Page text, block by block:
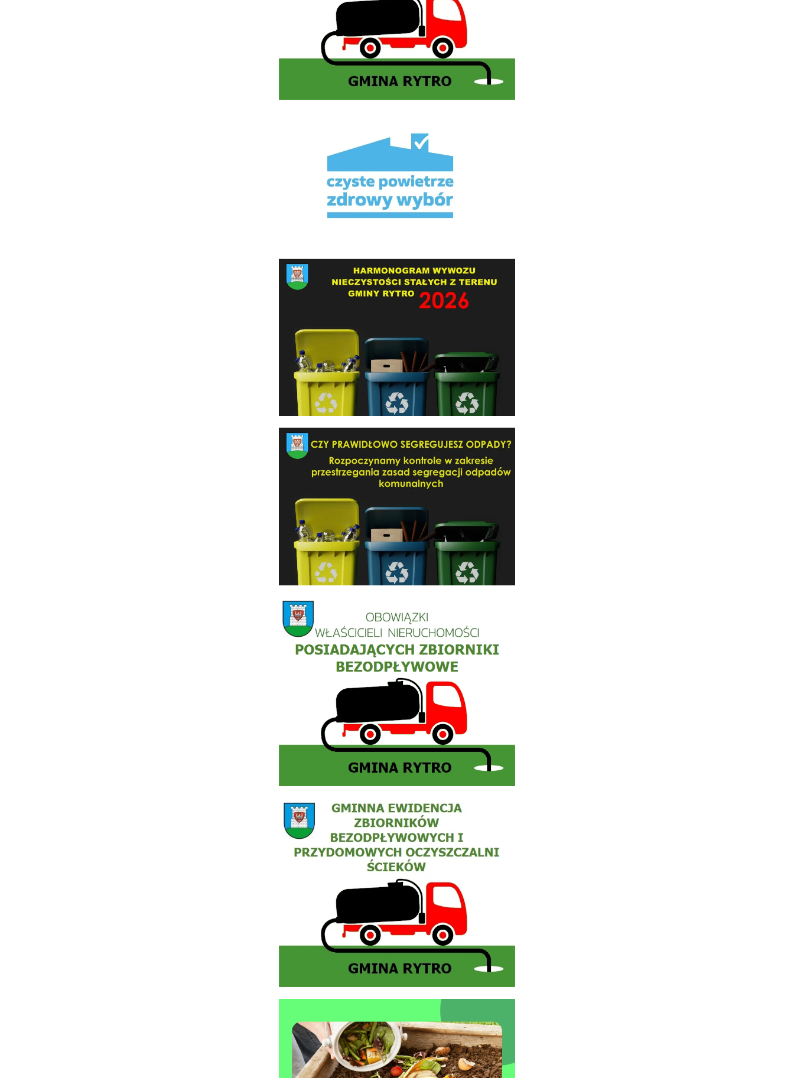
HARMONOGRAM WYWOZU NIECZYSTOŚCI STAŁYCH Z TERENU GMINY RYTRO W 2026 ROKU
Czy prawidłowo segregujesz odpady?
Informacja szamba
Zgłoszenie do ewidencji zbiornika bezodpływowego nieczystości płynnych (szamb) lub przydomowej oczyszczalni ścieków